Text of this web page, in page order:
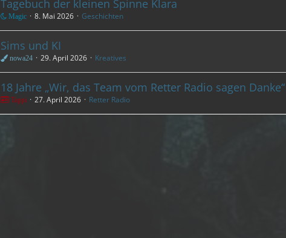
Tagebuch der kleinen Spinne Klara
Magic 8. Mai 2026 Geschichten
Sims und KI
nowa24 29. April 2026 Kreatives
18 Jahre „Wir, das Team vom Retter Radio sagen Danke“
Tappi 27. April 2026 Retter Radio